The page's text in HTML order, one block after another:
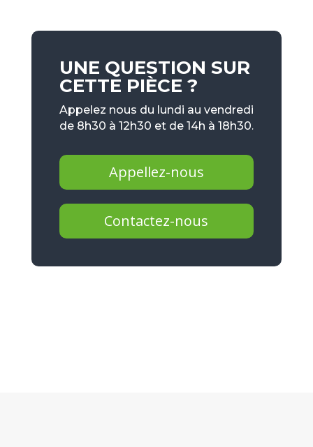
UNE QUESTION SUR
CETTE PIÈCE ?
Appelez nous du lundi au vendredi
de 8h30 à 12h30 et de 14h à 18h30.
Appellez-nous
Contactez-nous